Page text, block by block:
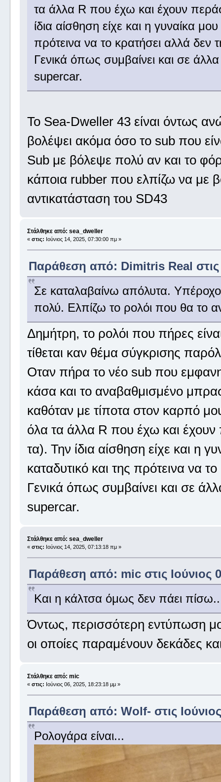
τα άλλα R που έχω και έχουν
ίδια αίσθηση είχε και η γυναίκα
πρότεινα να το κρατήσει αλλά δεν
Γενικά όπως συμβαίνει και σε
supercar.
Το Sea-Dweller 43 είναι όντως
βολέψει ακόμα όσο το sub που
Sub με βόλεψε πολύ αν και το
κάποια rubber που ελπίζω να με
αντικατάσταση του SD43
Στάλθηκε από: sea_dweller
« στις: Ιούνιος 14, 2025, 07:30:00 πμ »
Παράθεση από: Dimitris Real στις
Σε καταλαβαίνω απόλυτα.
πολύ. Ελπίζω το ρολόι που θα το
Δημήτρη, το ρολόι που πήρες
τίθεται καν θέμα σύγκρισης
Οταν πήρα το νέο sub που
κάσα και το αναβαθμισμένο
καθόταν με τίποτα στον καρπό
όλα τα άλλα R που έχω και
τα). Την ίδια αίσθηση είχε και η
καταδυτικό και της πρότεινα να
Γενικά όπως συμβαίνει και σε
supercar.
Στάλθηκε από: sea_dweller
« στις: Ιούνιος 14, 2025, 07:13:18 πμ »
Παράθεση από: mic στις Ιούνιος
Και η κάλτσα όμως δεν πάει
Όντως, περισσότερη εντύπωση
οι οποίες παραμένουν δεκάδες
Στάλθηκε από: mic
« στις: Ιούνιος 06, 2025, 18:23:18 μμ »
Παράθεση από: Wolf- στις
Ρολογάρα είναι...